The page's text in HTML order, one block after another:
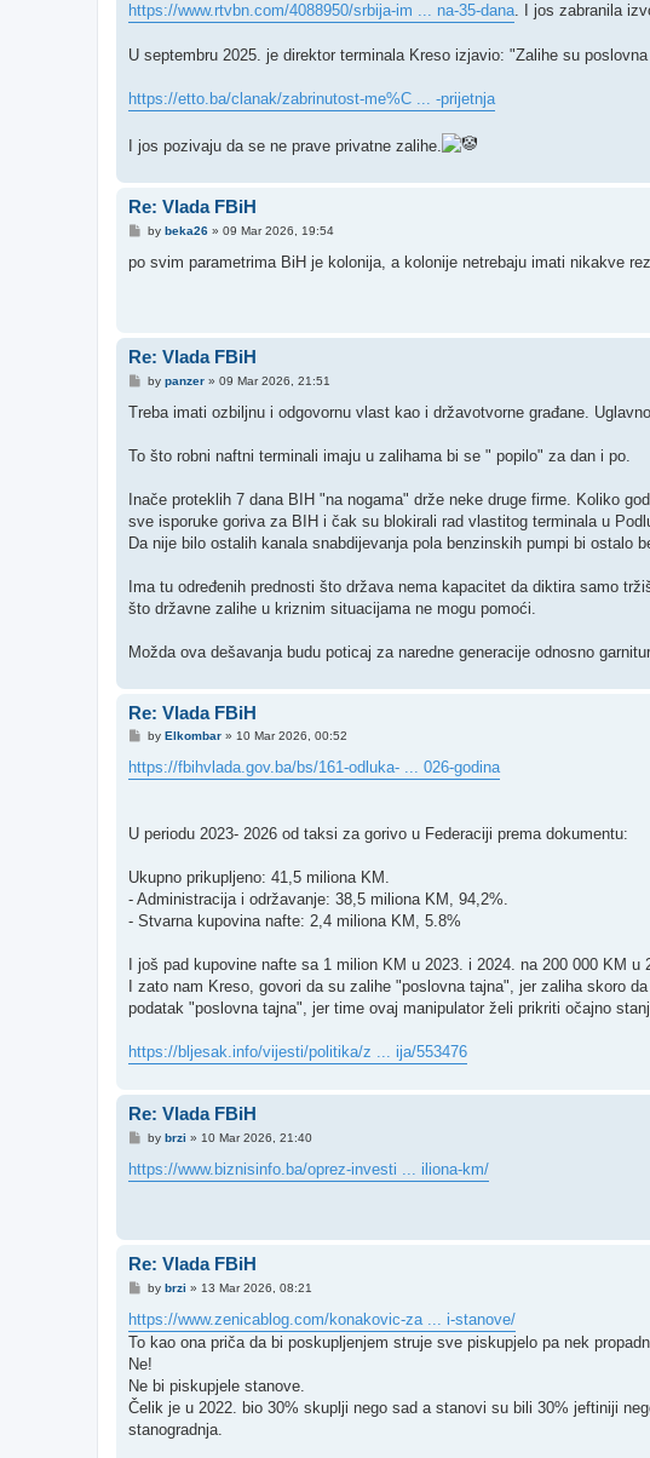
https://www.rtvbn.com/4088950/srbija-im ... na-35-dana. I jos zabranila
U septembru 2025. je direktor terminala Kreso izjavio: "Zalihe su
https://etto.ba/clanak/zabrinutost-me%C ... -prijetnja
I jos pozivaju da se ne prave privatne zalihe.
Re: Vlada FBiH
P
s
by beka26» 09 Mar 2026, 19:54
po svim parametrima BiH je kolonija, a kolonije netrebaju imati nikakve
Re: Vlada FBiH
P
s
by panzer» 09 Mar 2026, 21:51
Treba imati ozbiljnu i odgovornu vlast kao i državotvorne građane.
To što robni naftni terminali imaju u zalihama bi se " popilo" za dan i po.
Inače proteklih 7 dana BIH "na nogama" drže neke druge firme. Koliko
sve isporuke goriva za BIH i čak su blokirali rad vlastitog terminala u
Da nije bilo ostalih kanala snabdijevanja pola benzinskih pumpi bi ostalo
Ima tu određenih prednosti što država nema kapacitet da diktira samo
što državne zalihe u kriznim situacijama ne mogu pomoći.
Možda ova dešavanja budu poticaj za naredne generacije odnosno
Re: Vlada FBiH
P
s
t
by Elkombar» 10 Mar 2026, 00:52
https://fbihvlada.gov.ba/bs/161-odluka- ... 026-godina
U periodu 2023- 2026 od taksi za gorivo u Federaciji prema dokumentu:
​Ukupno prikupljeno: 41,5 miliona KM.
​- Administracija i održavanje: 38,5 miliona KM, 94,2%.
- ​Stvarna kupovina nafte: 2,4 miliona KM, 5.8%
I još pad kupovine nafte sa 1 milion KM u 2023. i 2024. na 200 000 KM
I zato nam Kreso, govori da su zalihe "poslovna tajna", jer zaliha skoro
podatak "poslovna tajna", jer time ovaj manipulator želi prikriti očajno
https://bljesak.info/vijesti/politika/z ... ija/553476
Re: Vlada FBiH
P
s
t
by brzi » 10 Mar 2026, 21:40
https://www.biznisinfo.ba/oprez-investi ... iliona-km/
Re: Vlada FBiH
P
s
t
by brzi » 13 Mar 2026, 08:21
https://www.zenicablog.com/konakovic-za ... i-stanove/
To kao ona priča da bi poskupljenjem struje sve piskupjelo pa nek
Ne!
Ne bi piskupjele stanove.
Čelik je u 2022. bio 30% skuplji nego sad a stanovi su bili 30% jeftiniji
stanogradnja.